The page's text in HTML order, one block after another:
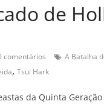
de
comentários A Batalha
, Tsui Hark
da Quinta